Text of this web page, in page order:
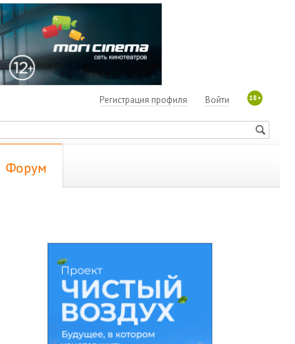
18+
Войти
Регистрация профиля
Форум